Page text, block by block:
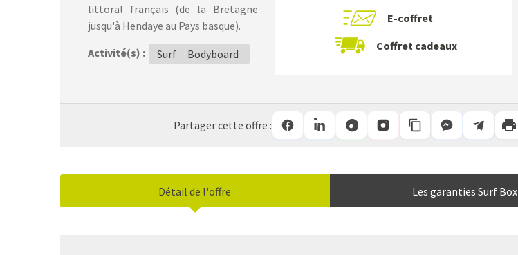
littoral français (de la Bretagne
jusqu'à Hendaye au Pays basque).
Activité(s) :
Surf Bodyboard
E-coffret
Coffret cadeaux
Partager cette offre :
Détail de l'offre Les garanties Surf Box